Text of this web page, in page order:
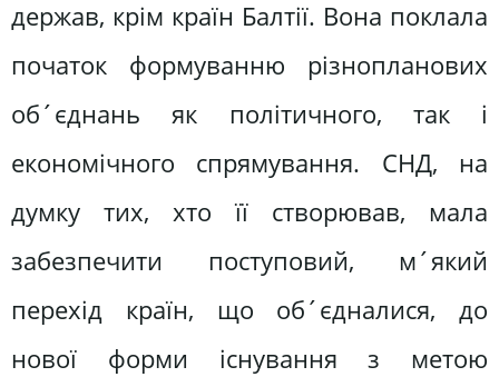
держав, крім країн Балтії. Вона поклала
початок формуванню різнопланових
об´єднань як політичного, так і
економічного спрямування. СНД, на
думку тих, хто її створював, мала
забезпечити поступовий, м´який
перехід країн, що об´єдналися, до
нової форми існування з метою